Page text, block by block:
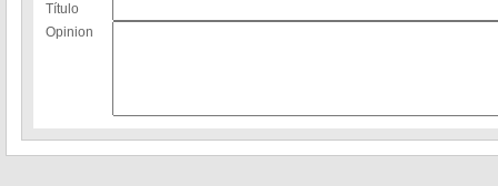
Título
Opinion